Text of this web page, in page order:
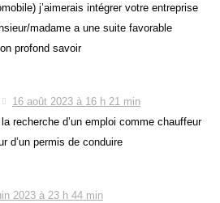
j’aimerais intégrer votre entreprise
madame a une suite favorable
profond savoir
16 août 2023 à 16 h 21 min
recherche d’un emploi comme chauffeur
d’un permis de conduire
2023 à 23 h 44 min